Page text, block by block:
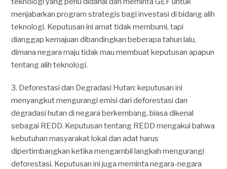
menjabarkan program strategis bagi investasi di bidang alih
teknologi. Keputusan ini amat tidak membumi, tapi
dianggap kemajuan dibandingkan beberapa tahun lalu,
dimana negara maju tidak mau membuat keputusan apapun
tentang alih teknologi.
3. Deforestasi dan Degradasi Hutan: keputusan ini
menyangkut mengurangi emisi dari deforestasi dan
degradasi hutan di negara berkembang, biasa dikenal
sebagai REDD. Keputusan tentang REDD mengakui bahwa
kebutuhan masyarakat lokal dan adat harus
dipertimbangkan ketika mengambil langkah mengurangi
deforestasi. Keputusan ini juga meminta negara-negara